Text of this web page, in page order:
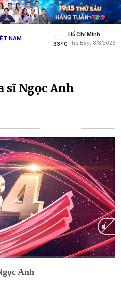
NAM
33° C
Hồ Chí Minh
Thứ Bảy, 8/8/2026
sĩ Ngọc Anh
Anh